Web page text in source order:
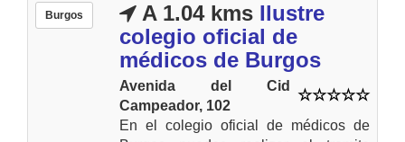
Burgos A 1.04 kms Ilustre
colegio oficial de
médicos de Burgos
Avenida del Cid
Campeador, 102
En el colegio oficial de médicos de